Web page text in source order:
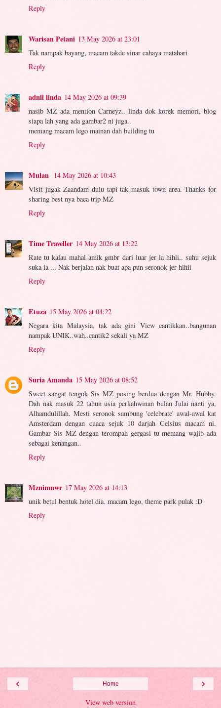
Reply
Warisan Petani 13 May 2026 at 23:01
Tak nampak bayang, macam takde sinar cahaya matahari
Reply
adnil linda 14 May 2026 at 09:39
nasib MZ ada mention Carneyz.. linda dok korek memori, blog
siapa lah yang ada gambar2 ni juga..
memang macam lego mainan dah building tu
Reply
Mulan
14 May 2026 at 10:43
Visit jugak Zaandam dulu tapi tak masuk town area. Thanks for
sharing best nya baca trip MZ
Reply
Time Traveller 14 May 2026 at 13:22
Rate tu kalau mahal amik gmbr dari luar jer la hihii.. suhu sejuk
suka la ... Nak berjalan nak buat apa pun seronok jer hihii
Reply
Etuza 15 May 2026 at 04:22
Negara kita Malaysia, tak ada gini View cantikkan..bangunan
nampak UNIK..wah..cantik2 sekali ya MZ
Reply
Suria Amanda 15 May 2026 at 08:52
Sweet sangat tengok Sis MZ posing berdua dengan Mr. Hubby.
Dah nak masuk 22 tahun usia perkahwinan bulan Julai nanti ya,
Alhamdulillah. Mesti seronok sambung 'celebrate' awal-awal kat
Amsterdam dengan cuaca sejuk 10 darjah Celsius macam ni.
Gambar Sis MZ dengan terompah gergasi tu memang wajib ada
sebagai kenangan..
Reply
Mznimnwr 17 May 2026 at 14:13
unik betul bentuk hotel dia. macam lego, theme park pulak :D
Reply
‹ ›
Home
View web version